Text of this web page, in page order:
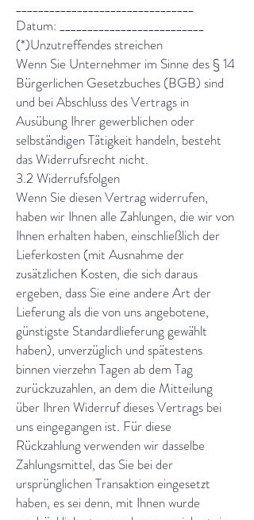
________________________________
Datum: __________________________
(*)Unzutreffendes streichen
Wenn Sie Unternehmer im Sinne des § 14
Bürgerlichen Gesetzbuches (BGB) sind
und bei Abschluss des Vertrags in
Ausübung Ihrer gewerblichen oder
selbständigen Tätigkeit handeln, besteht
das Widerrufsrecht nicht.
3.2 Widerrufsfolgen
Wenn Sie diesen Vertrag widerrufen,
haben wir Ihnen alle Zahlungen, die wir von
Ihnen erhalten haben, einschließlich der
Lieferkosten (mit Ausnahme der
zusätzlichen Kosten, die sich daraus
ergeben, dass Sie eine andere Art der
Lieferung als die von uns angebotene,
günstigste Standardlieferung gewählt
haben), unverzüglich und spätestens
binnen vierzehn Tagen ab dem Tag
zurückzuzahlen, an dem die Mitteilung
über Ihren Widerruf dieses Vertrags bei
uns eingegangen ist. Für diese
Rückzahlung verwenden wir dasselbe
Zahlungsmittel, das Sie bei der
ursprünglichen Transaktion eingesetzt
haben, es sei denn, mit Ihnen wurde